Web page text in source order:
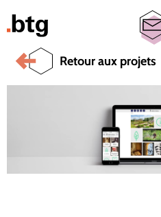
Retour aux projets